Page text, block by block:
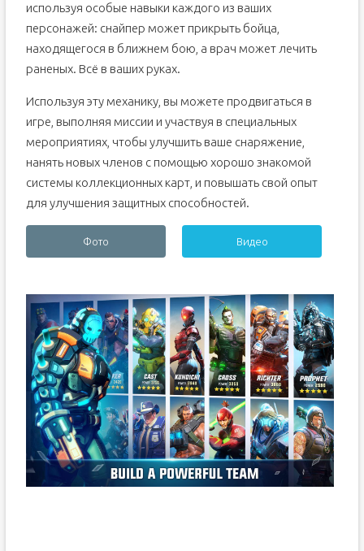
используя особые навыки каждого из ваших
персонажей: снайпер может прикрыть бойца,
находящегося в ближнем бою, а врач может лечить
раненых. Всё в ваших руках.
Используя эту механику, вы можете продвигаться в
игре, выполняя миссии и участвуя в специальных
мероприятиях, чтобы улучшить ваше снаряжение,
нанять новых членов с помощью хорошо знакомой
системы коллекционных карт, и повышать свой опыт
для улучшения защитных способностей.
Фото Видео